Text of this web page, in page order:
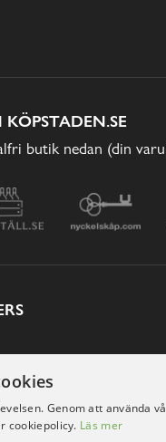
butik nedan (din
Genom att använda
cookiepolicy. Läs mer